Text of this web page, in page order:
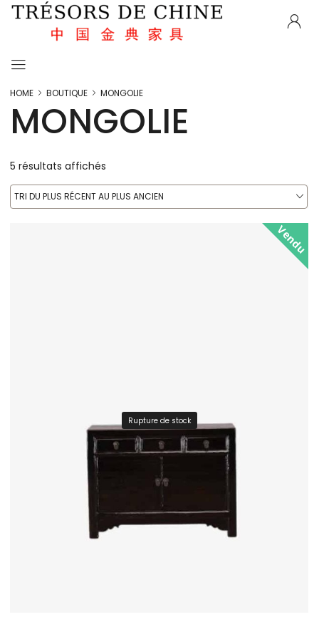
MONGOLIE
HOME BOUTIQUE MONGOLIE
5 résultats affichés
TRI DU PLUS RÉCENT AU PLUS ANCIEN
Vendu
Rupture de stock